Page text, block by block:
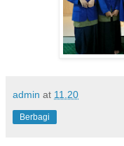
admin at 11.20
Berbagi